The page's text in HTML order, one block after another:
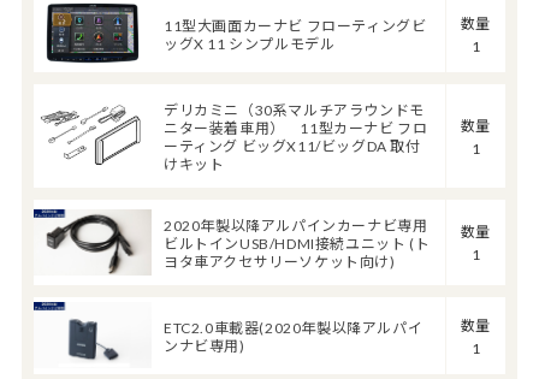
11型大画面カーナビ フローティングビ
ッグX 11 シンプルモデル
数量
1
デリカミニ（30系マルチアラウンドモ
ニター装着車用） 11型カーナビ フロ
ーティング ビッグX11/ビッグDA 取付
けキット
数量
1
2020年製以降アルパインカーナビ専用
ビルトインUSB/HDMI接続ユニット (ト
ヨタ車アクセサリーソケット向け)
数量
1
ETC2.0車載器(2020年製以降アルパイ
ンナビ専用)
数量
1